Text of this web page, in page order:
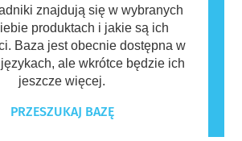
znajdują się w wybranych
produktach i jakie są ich
Baza jest obecnie dostępna w
ale wkrótce będzie ich
jeszcze więcej.
PRZESZUKAJ BAZĘ